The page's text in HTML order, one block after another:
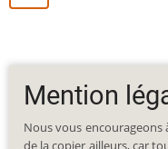
Mention
Nous vous
de la copier ailleurs, car